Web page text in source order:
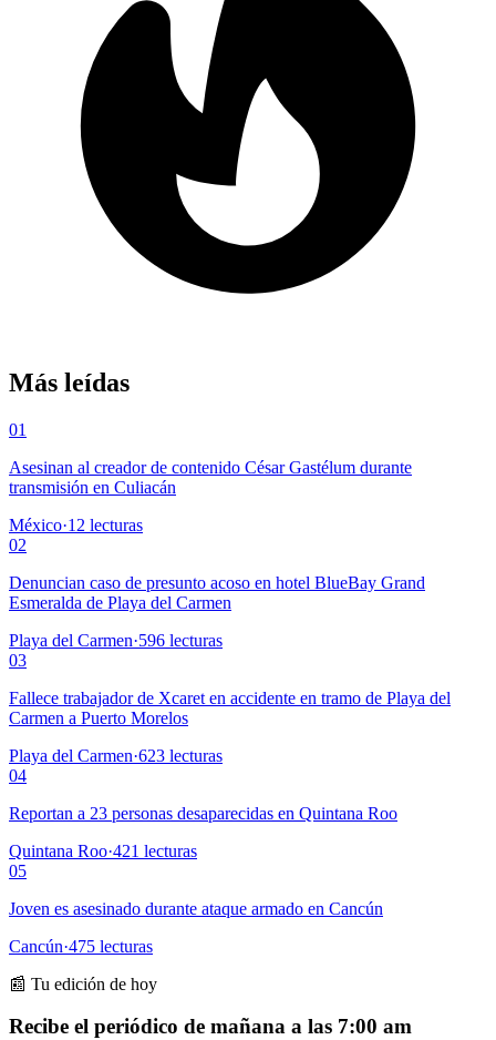
Más leídas
01
Asesinan al creador de contenido César Gastélum durante
transmisión en Culiacán
México·12 lecturas
02
Denuncian caso de presunto acoso en hotel BlueBay Grand
Esmeralda de Playa del Carmen
Playa del Carmen·596 lecturas
03
Fallece trabajador de Xcaret en accidente en tramo de Playa del
Carmen a Puerto Morelos
Playa del Carmen·623 lecturas
04
Reportan a 23 personas desaparecidas en Quintana Roo
Quintana Roo·421 lecturas
05
Joven es asesinado durante ataque armado en Cancún
Cancún·475 lecturas
📰 Tu edición de hoy
Recibe el periódico de mañana a las 7:00 am